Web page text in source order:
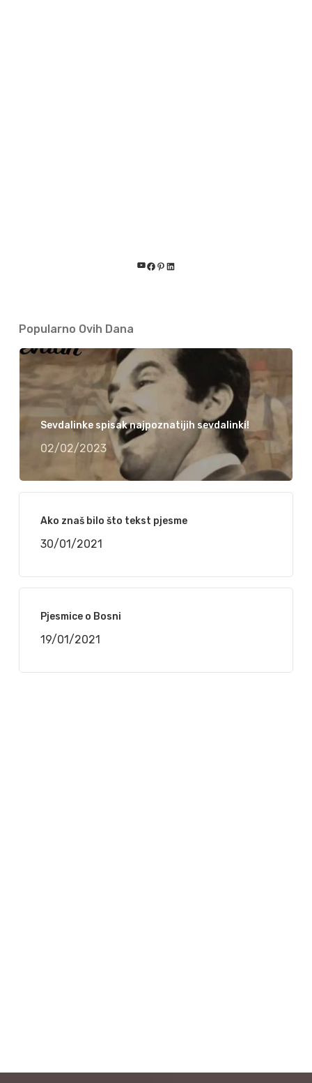
YouTube
Facebook
Pinterest
LinkedIn
Popularno Ovih Dana
Sevdalinke spisak najpoznatijih sevdalinki!
02/02/2023
Ako znaš bilo što tekst pjesme
30/01/2021
Pjesmice o Bosni
19/01/2021